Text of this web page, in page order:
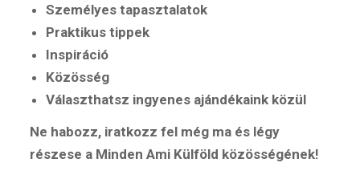
Személyes tapasztalatok
Praktikus tippek
Inspiráció
Közösség
Választhatsz ingyenes ajándékaink közül
Ne habozz, iratkozz fel még ma és légy
részese a Minden Ami Külföld közösségének!